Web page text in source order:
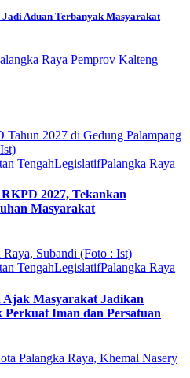
Aduan Terbanyak Masyarakat
Raya Pemprov Kalteng
TengahLegislatifPalangka Raya
2027, Tekankan
Masyarakat
TengahLegislatifPalangka Raya
Ajak Masyarakat Jadikan
Iman dan Persatuan